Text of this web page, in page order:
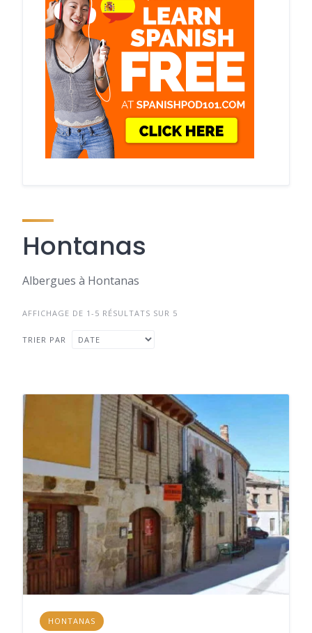
Hontanas
Albergues à Hontanas
AFFICHAGE DE 1-5 RÉSULTATS SUR 5
TRIER PAR
HONTANAS